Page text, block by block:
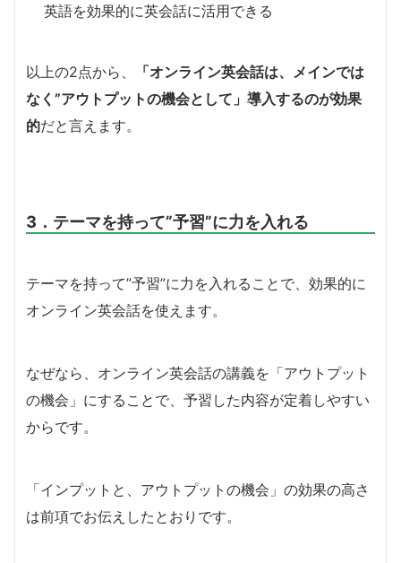
英語を効果的に英会話に活用できる
以上の2点から、
「オンライン英会話は、メインでは
なく”アウトプットの機会として」導入するのが効果
的だと言えます。
3．テーマを持って”予習”に力を入れる
テーマを持って”予習”に力を入れることで、効果的に
オンライン英会話を使えます。
なぜなら、オンライン英会話の講義を「アウトプット
の機会」にすることで、予習した内容が定着しやすい
からです。
「インプットと、アウトプットの機会」の効果の高さ
は前項でお伝えしたとおりです。